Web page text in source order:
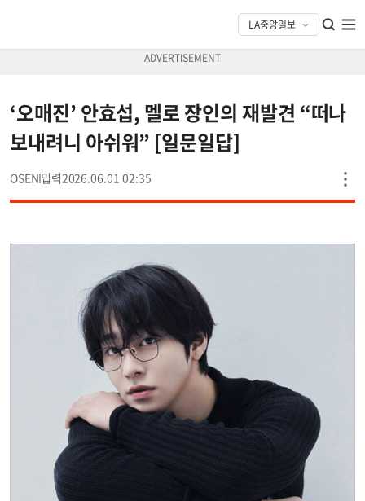
‘오매진’ 안효섭, 멜로 장인의 재발견 “떠나
보내려니 아쉬워” [일문일답]
OSEN 2026.06.01 02:35